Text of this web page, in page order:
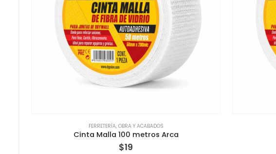
FERRETERÍA, OBRA Y ACABADOS
Cinta Malla 100 metros Arca
$19